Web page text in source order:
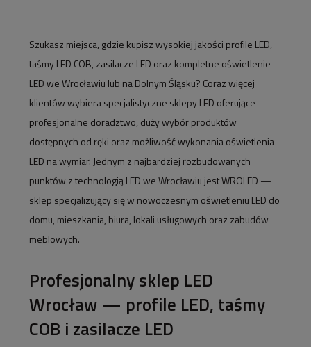
Szukasz miejsca, gdzie kupisz wysokiej jakości profile LED,
taśmy LED COB, zasilacze LED oraz kompletne oświetlenie
LED we Wrocławiu lub na Dolnym Śląsku? Coraz więcej
klientów wybiera specjalistyczne sklepy LED oferujące
profesjonalne doradztwo, duży wybór produktów
dostępnych od ręki oraz możliwość wykonania oświetlenia
LED na wymiar. Jednym z najbardziej rozbudowanych
punktów z technologią LED we Wrocławiu jest WROLED —
sklep specjalizujący się w nowoczesnym oświetleniu LED do
domu, mieszkania, biura, lokali usługowych oraz zabudów
meblowych.
Profesjonalny sklep LED
Wrocław — profile LED, taśmy
COB i zasilacze LED